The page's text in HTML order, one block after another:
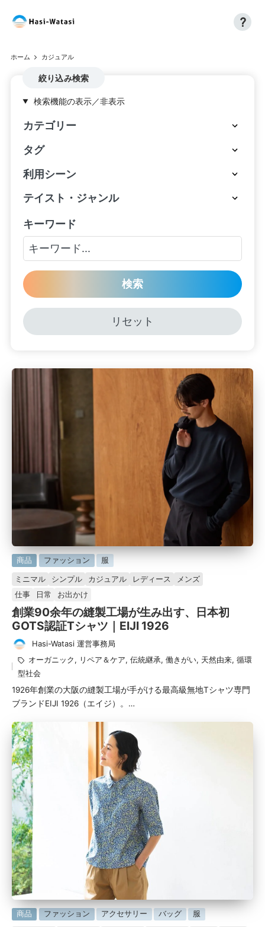
a
W
at
si
も、
も、
?
ホーム カジュアル
に
済
み
商品 ファッション 服
ミニマル シンプル カジュアル レディース
メンズ
仕事
日常 お出かけ
創業90余年の縫製工場が生み出す、日本初
GOTS認証Tシャツ｜EIJI 1926
投
稿
者
Hasi-Watasi 運営事務局
タ
グ：
オーガニック, リペア＆ケア, 伝統継承, 働きがい, 天然由来, 循環
型社会
1926年創業の大阪の縫製工場が手がける最高級無地Tシャツ専門
ブランドEIJI 1926（エイジ）。…
に商品 ファッション アクセサリー バッグ 服
検索機能の表示／非表示
絞り込み検索
カテゴリー
タグ
利用シーン
テイスト・ジャンル
キーワード
検索
リセット